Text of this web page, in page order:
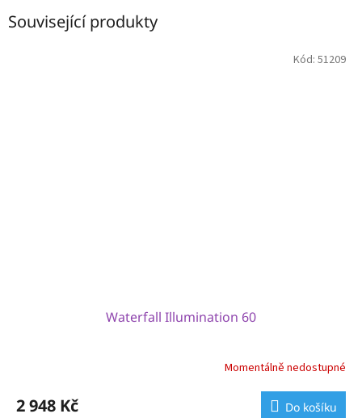
Související produkty
Waterfall Illumination 60
Momentálně nedostupné
2 948 Kč Do košíku
Kód: 51209